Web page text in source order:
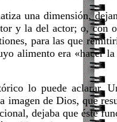
una dimensión,
y la del actor; o, con
para las que
alimento era «hacer
lo puede aclarar.
de Dios, que
dejaba que éste